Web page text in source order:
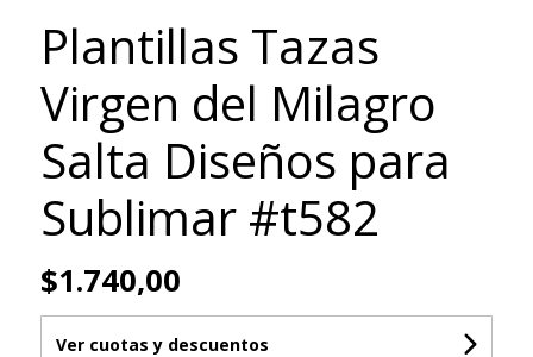
Plantillas Tazas
Virgen del Milagro
Salta Diseños para
Sublimar #t582
$1.740,00
Ver cuotas y descuentos